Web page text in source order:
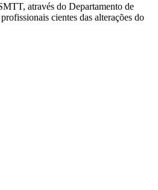
através do Departamento de
cientes das alterações do